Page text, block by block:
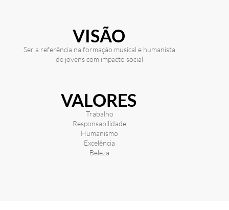
VISÃO
Ser a referência na formação musical e humanista
de jovens com impacto social
VALORES
Trabalho
Responsabilidade
Humanismo
Excelência
Beleza